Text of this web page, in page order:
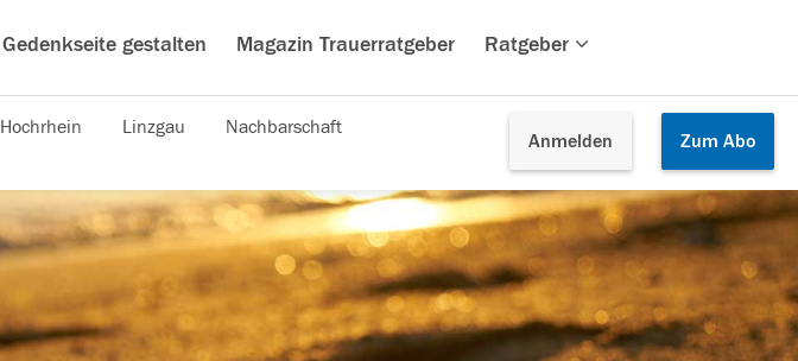
Gedenkseite gestalten Magazin Trauerratgeber Ratgeber
Anmelden Zum Abo
Hochrhein Linzgau Nachbarschaft